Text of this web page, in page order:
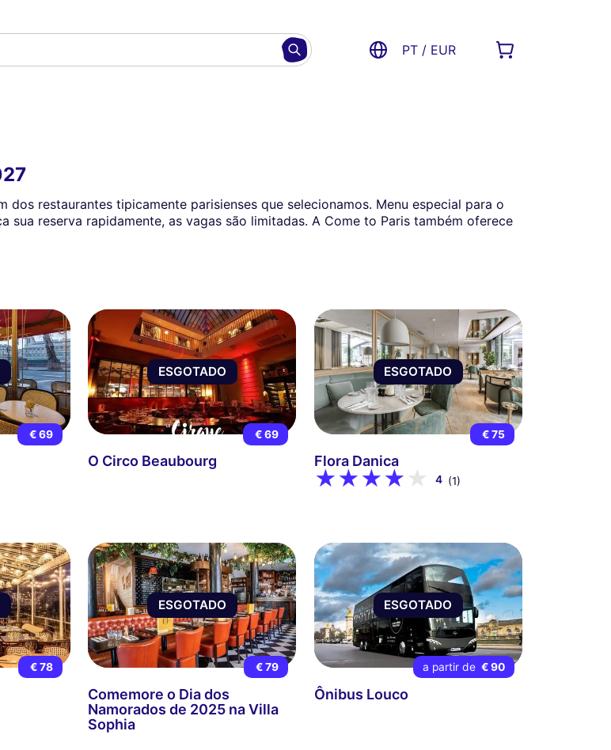
PT / EUR
restaurantes tipicamente parisienses que selecionamos. Menu especial para o
sua reserva rapidamente, as vagas são limitadas. A Come to Paris também oferece
€ 69
ESGOTADO
€ 69
O Circo Beaubourg
ESGOTADO
€ 75
Flora Danica
4 (1)
€ 78
ESGOTADO
€ 79
Comemore o Dia dos
Namorados de 2025 na Villa
Sophia
ESGOTADO
a partir de € 90
Ônibus Louco